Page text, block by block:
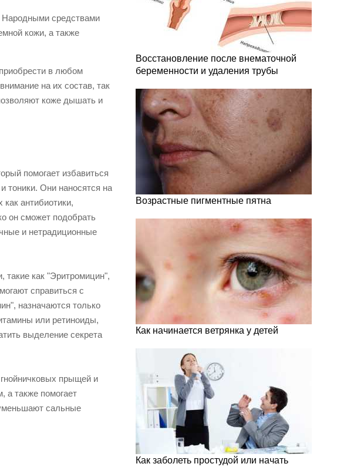
Народными средствами
кожи, а также
в любом
на их состав, так
коже дышать и
помогает избавиться
тоники. Они наносятся на
антибиотики,
он сможет подобрать
и нетрадиционные
такие как "Эритромицин",
справиться с
назначаются только
или ретиноиды,
выделение секрета
прыщей и
а также помогает
сальные
Восстановление после внематочной
беременности и удаления трубы
Возрастные пигментные пятна
Как начинается ветрянка у детей
Как заболеть простудой или начать